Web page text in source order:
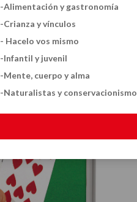
-Alimentación y gastronomía
-Crianza y vínculos
- Hacelo vos mismo
-Infantil y juvenil
-Mente, cuerpo y alma
-Naturalistas y conservacionismo